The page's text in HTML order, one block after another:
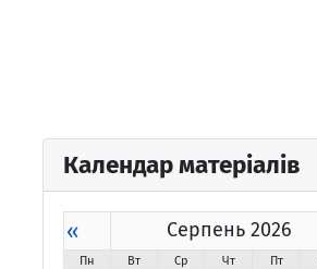
Календар матеріалів
« Серпень 2026
Пн Вт Ср Чт Пт